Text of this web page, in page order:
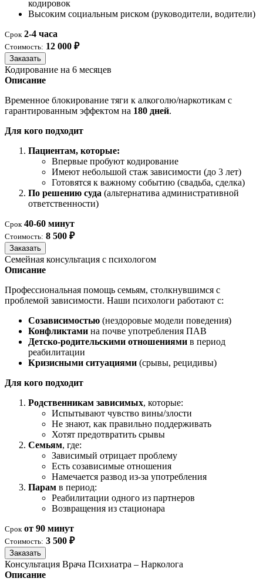
кодировок
Высоким социальным риском (руководители, водители)
Срок 2-4 часа
Стоимость: 12 000 ₽
Заказать
Кодирование на 6 месяцев
Описание
Временное блокирование тяги к алкоголю/наркотикам с
гарантированным эффектом на 180 дней.
Для кого подходит
Пациентам, которые:
Впервые пробуют кодирование
Имеют небольшой стаж зависимости (до 3 лет)
Готовятся к важному событию (свадьба, сделка)
По решению суда (альтернатива административной
ответственности)
Срок 40-60 минут
Стоимость: 8 500 ₽
Заказать
Семейная консультация с психологом
Описание
Профессиональная помощь семьям, столкнувшимся с
проблемой зависимости. Наши психологи работают с:
Созависимостью (нездоровые модели поведения)
Конфликтами на почве употребления ПАВ
Детско-родительскими отношениями в период
реабилитации
Кризисными ситуациями (срывы, рецидивы)
Для кого подходит
Родственникам зависимых, которые:
Испытывают чувство вины/злости
Не знают, как правильно поддерживать
Хотят предотвратить срывы
Семьям, где:
Зависимый отрицает проблему
Есть созависимые отношения
Намечается развод из-за употребления
Парам в период:
Реабилитации одного из партнеров
Возвращения из стационара
Срок от 90 минут
Стоимость: 3 500 ₽
Заказать
Консультация Врача Психиатра – Нарколога
Описание